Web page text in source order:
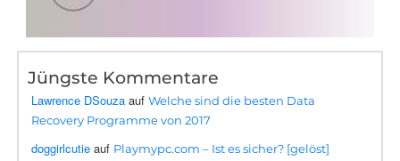
Jüngste Kommentare
Lawrence DSouza aufWelche sind die besten Data
Recovery Programme von 2017
doggirlcutie auf Playmypc.com – Ist es sicher? [gelöst]